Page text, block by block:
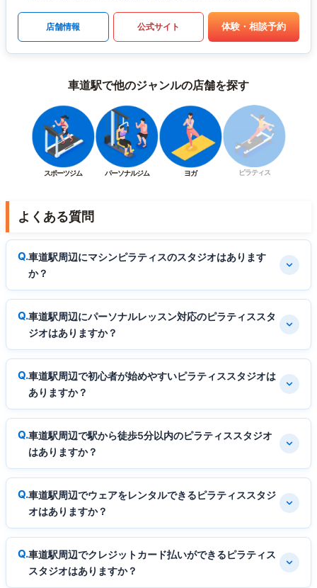
店舗情報 公式サイト 体験・相談予約
車道駅で他のジャンルの店舗を探す
スポーツジム パーソナルジム ヨガ ピラティス
よくある質問
車道駅周辺にマシンピラティスのスタジオはあります
か？
車道駅周辺にパーソナルレッスン対応のピラティススタ
ジオはありますか？
車道駅周辺で初心者が始めやすいピラティススタジオは
ありますか？
車道駅周辺で駅から徒歩5分以内のピラティススタジオ
はありますか？
車道駅周辺でウェアをレンタルできるピラティススタジ
オはありますか？
車道駅周辺でクレジットカード払いができるピラティス
スタジオはありますか？